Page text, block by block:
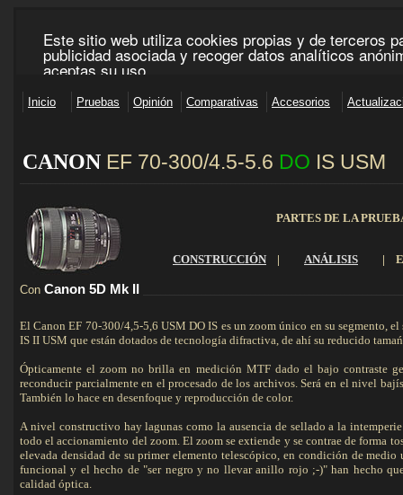
CANON EF 70-300/4.5-5.6 DO IS USM
PARTES DE LA
CONSTRUCCIÓN | ANÁLISIS |
Con Canon 5D Mk
El Canon EF 70-300/4,5-5,6 USM DO IS es un zoom único en su segmento,
IS II USM que están dotados de tecnología difractiva, de ahí su reducido
Ópticamente el zoom no brilla en medición MTF dado el bajo contraste
reconducir parcialmente en el procesado de los archivos.Será en el nivel
También lo hace en desenfoque y reproducción de color.
A nivel constructivo hay lagunas como la ausencia de sellado a la
todo el accionamiento del zoom. El zoom se extiende y se contrae de forma
elevada densidad de su primer elemento telescópico, en condición de
funcional y el hecho de "ser negro y no llevar anillo rojo ;-)" han hecho
calidad óptica.